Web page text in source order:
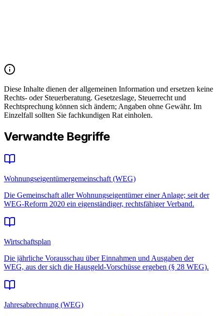
Diese Inhalte dienen der allgemeinen Information und ersetzen keine
Rechts- oder Steuerberatung. Gesetzeslage, Steuerrecht und
Rechtsprechung können sich ändern; Angaben ohne Gewähr. Im
Einzelfall sollten Sie fachkundigen Rat einholen.
Verwandte Begriffe
Wohnungseigentümergemeinschaft (WEG)
Die Gemeinschaft aller Wohnungseigentümer einer Anlage; seit der
WEG-Reform 2020 ein eigenständiger, rechtsfähiger Verband.
Wirtschaftsplan
Die jährliche Vorausschau über Einnahmen und Ausgaben der
WEG, aus der sich die Hausgeld-Vorschüsse ergeben (§ 28 WEG).
Jahresabrechnung (WEG)